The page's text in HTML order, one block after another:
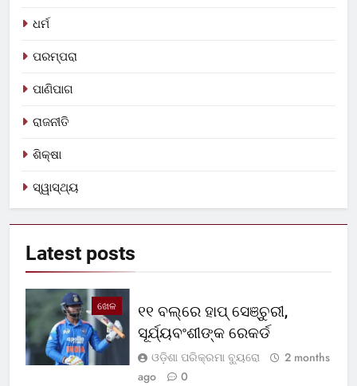
ଧର୍ମ
ପରମ୍ପରା
ପାଣିପାଗ
ରାଜନୀତି
ଶିକ୍ଷା
ସ୍ୱାସ୍ଥ୍ୟ
Latest posts
ଖେଳ
୧୧ ବଲ୍‌ରେ ହାପ୍ ସେଞ୍ଚୁରୀ,
ସୂର୍ଯ୍ୟବଂଶୀଙ୍କ ରେକର୍ଡ
ଓଡ଼ିଶା ପରିକ୍ରମା ବ୍ୟୁରୋ
2 months
ago
0